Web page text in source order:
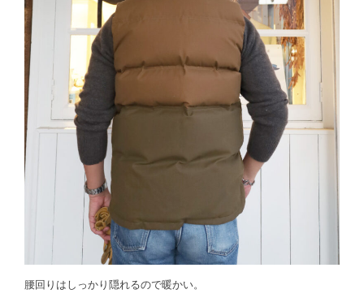
腰回りはしっかり隠れるので暖かい。